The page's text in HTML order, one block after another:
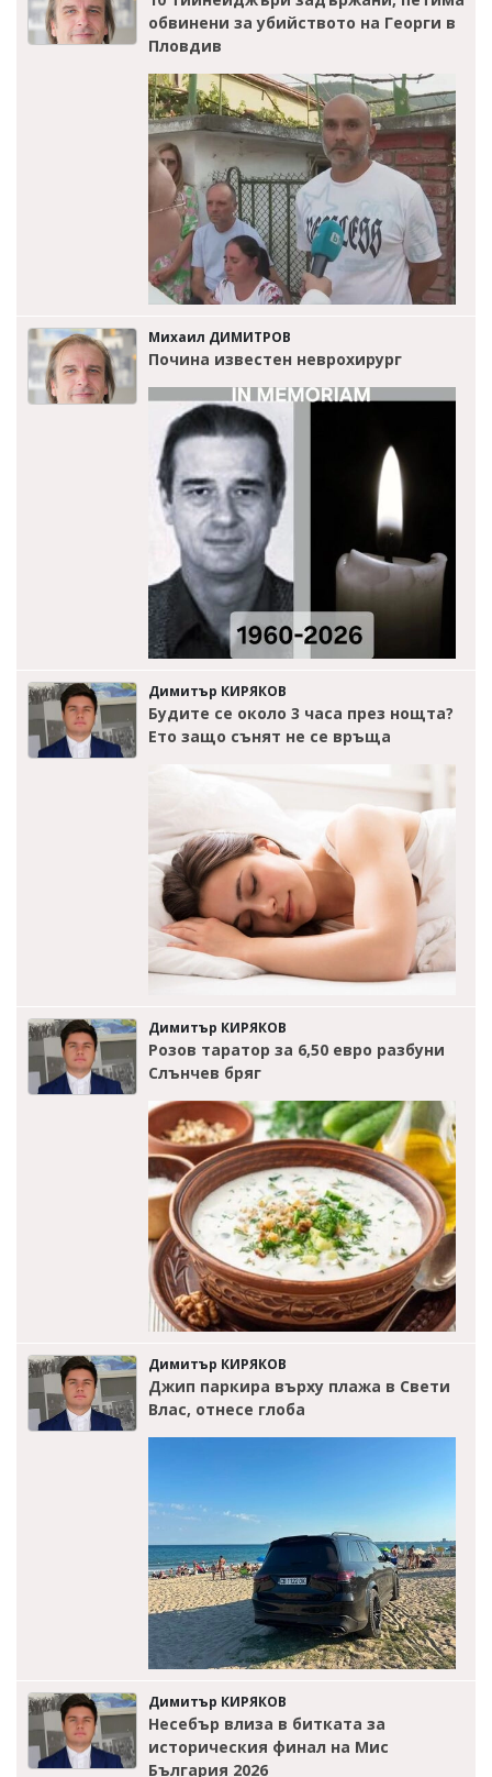
обвинени за убийството на Георги в
Пловдив
Михаил ДИМИТРОВ
Почина известен неврохирург
Димитър КИРЯКОВ
Будите се около 3 часа през нощта?
Ето защо сънят не се връща
Димитър КИРЯКОВ
Розов таратор за 6,50 евро разбуни
Слънчев бряг
Димитър КИРЯКОВ
Джип паркира върху плажа в Свети
Влас, отнесе глоба
Димитър КИРЯКОВ
Несебър влиза в битката за
историческия финал на Мис
България 2026